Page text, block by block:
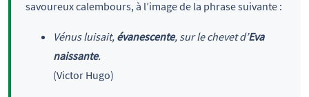
savoureux calembours, à l’image de la phrase suivante :
Vénus luisait, évanescente, sur le chevet d’Eva
naissante.
(Victor Hugo)